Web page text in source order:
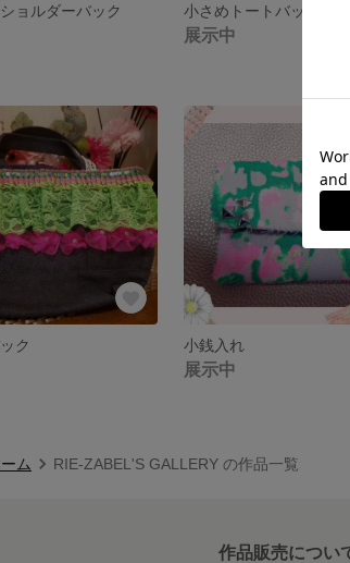
ョルダーバック 小さめトートバック
展示中
ク 小銭入れ
展示中
ム RIE-ZABEL'S GALLERY の作品一覧
作品販売につい